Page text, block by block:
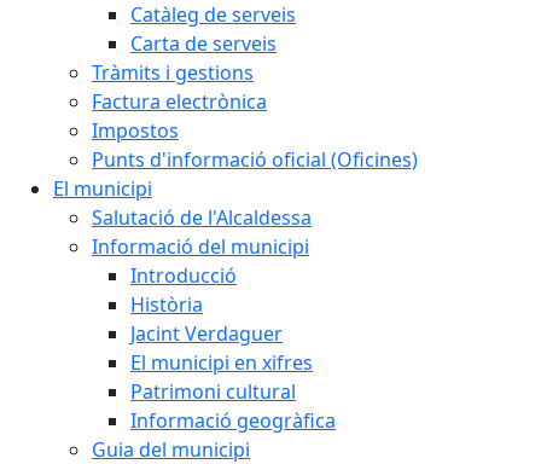
Catàleg de serveis
Carta de serveis
Tràmits i gestions
Factura electrònica
Impostos
Punts d'informació oficial (Oficines)
El municipi
Salutació de l'Alcaldessa
Informació del municipi
Introducció
Història
Jacint Verdaguer
El municipi en xifres
Patrimoni cultural
Informació geogràfica
Guia del municipi